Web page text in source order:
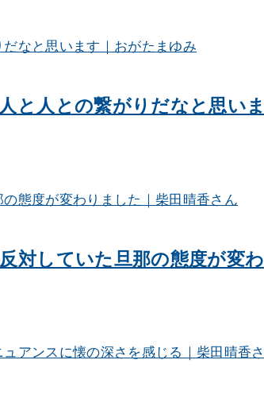
と人との繋がりだなと思いま
対していた旦那の態度が変わ